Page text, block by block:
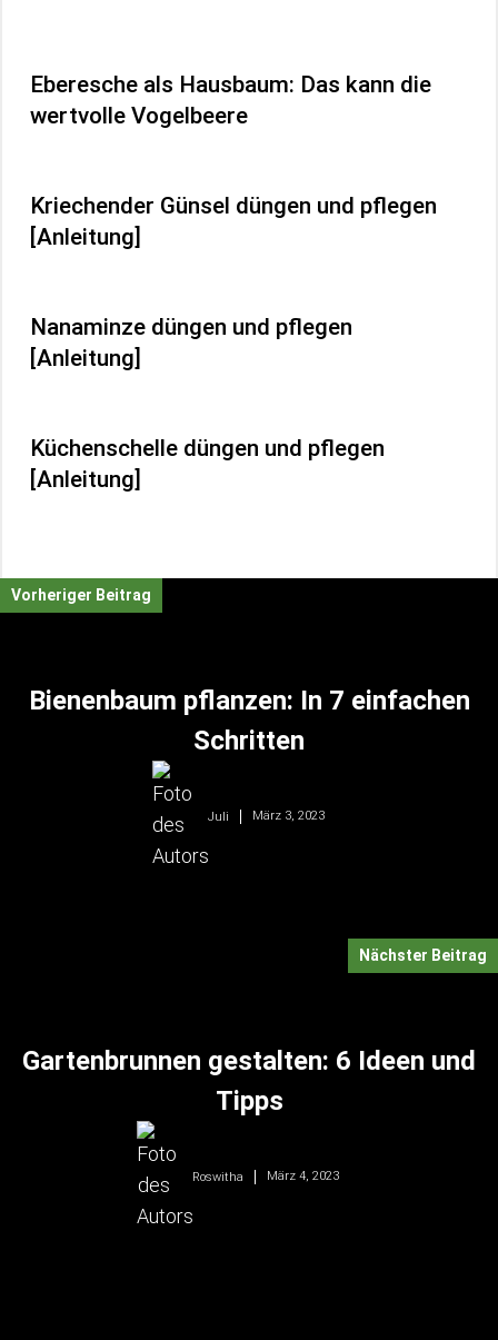
Eberesche als Hausbaum: Das kann die
wertvolle Vogelbeere
Kriechender Günsel düngen und pflegen
[Anleitung]
Nanaminze düngen und pflegen
[Anleitung]
Küchenschelle düngen und pflegen
[Anleitung]
Vorheriger Beitrag
Bienenbaum pflanzen: In 7 einfachen
Schritten
Juli März 3, 2023
Nächster Beitrag
Gartenbrunnen gestalten: 6 Ideen und
Tipps
Roswitha März 4, 2023